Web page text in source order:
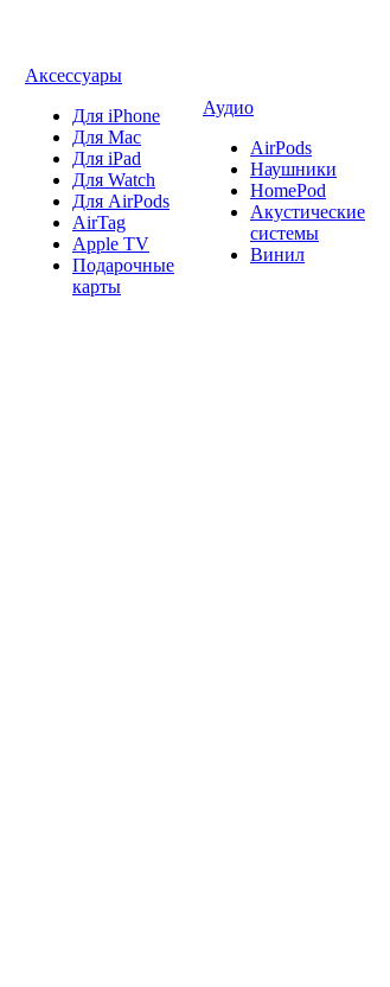
Аксессуары
Для iPhone
Для Mac
Для iPad
Для Watch
Для AirPods
AirTag
Apple TV
Подарочные
карты
Аудио
AirPods
Наушники
HomePod
Акустические
системы
Винил